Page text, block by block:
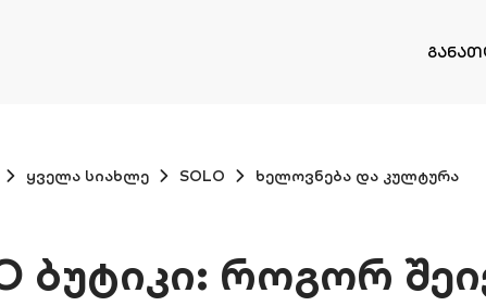
ყველა სიახლე SOLO ხელოვნება და კულტურა
ბუტიკი: როგორ